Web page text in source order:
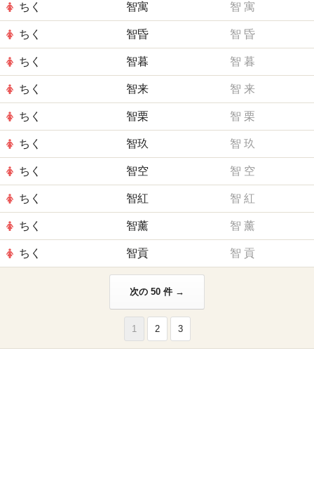
ちく 智寓 智 寓
ちく 智昏 智 昏
ちく 智暮 智 暮
ちく 智来 智 来
ちく 智栗 智 栗
ちく 智玖 智 玖
ちく 智空 智 空
ちく 智紅 智 紅
ちく 智薰 智 薰
ちく 智貢 智 貢
次の 50 件 →
1 2 3